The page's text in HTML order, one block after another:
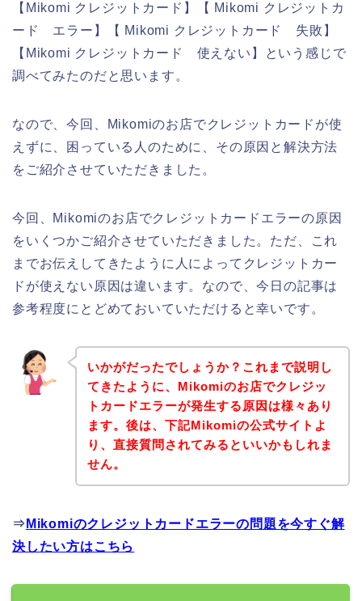
【Mikomi クレジットカード】【 Mikomi クレジットカ
ード エラー】【 Mikomi クレジットカード 失敗】
【Mikomi クレジットカード 使えない】という感じで
調べてみたのだと思います。
なので、今回、Mikomiのお店でクレジットカードが使
えずに、困っている人のために、その原因と解決方法
をご紹介させていただきました。
今回、Mikomiのお店でクレジットカードエラーの原因
をいくつかご紹介させていただきました。ただ、これ
までお伝えしてきたように人によってクレジットカー
ドが使えない原因は違います。なので、今日の記事は
参考程度にとどめておいていただけると幸いです。
いかがだったでしょうか？これまで説明し
てきたように、Mikomiのお店でクレジッ
トカードエラーが発生する原因は様々あり
ます。後は、下記Mikomiの公式サイトよ
り、直接質問されてみるといいかもしれま
せん。
⇒ Mikomiのクレジットカードエラーの問題を今すぐ解
決したい方はこちら